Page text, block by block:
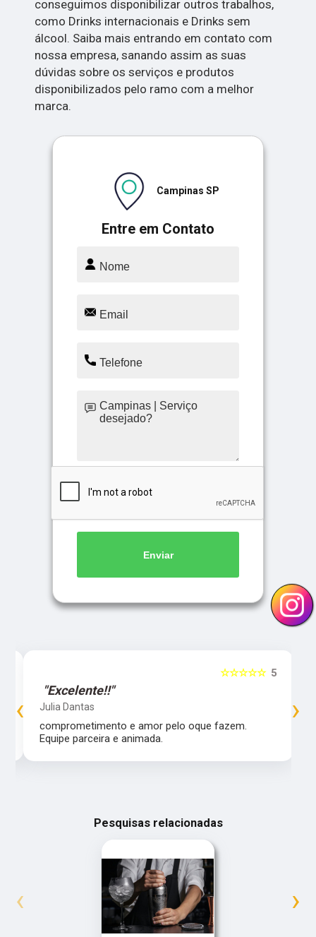
conseguimos disponibilizar outros trabalhos,
como Drinks internacionais e Drinks sem
álcool. Saiba mais entrando em contato com
nossa empresa, sanando assim as suas
dúvidas sobre os serviços e produtos
disponibilizados pelo ramo com a melhor
marca.
Entre em Contato
Campinas SP
Enviar
5
☆☆☆☆☆
"Excelente!!"
Julia Dantas
comprometimento e amor pelo oque fazem.
Equipe parceira e animada.
‹ ›
Pesquisas relacionadas
‹ ›